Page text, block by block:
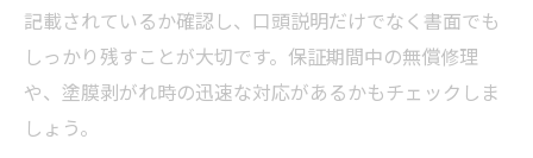
記載されているか確認し、口頭説明だけでなく書面でも
しっかり残すことが大切です。保証期間中の無償修理
や、塗膜剥がれ時の迅速な対応があるかもチェックしま
しょう。